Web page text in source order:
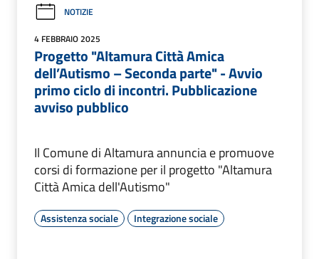
NOTIZIE
4 FEBBRAIO 2025
Progetto "Altamura Città Amica
dell’Autismo – Seconda parte" - Avvio
primo ciclo di incontri. Pubblicazione
avviso pubblico
Il Comune di Altamura annuncia e promuove
corsi di formazione per il progetto "Altamura
Città Amica dell'Autismo"
Assistenza sociale Integrazione sociale